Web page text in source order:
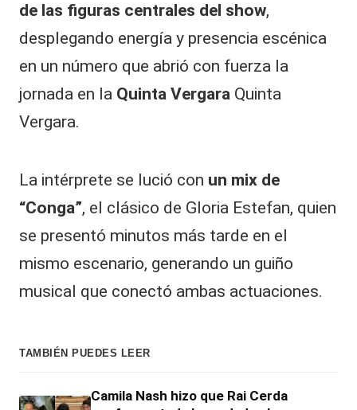
de las figuras centrales del show,
desplegando energía y presencia escénica
en un número que abrió con fuerza la
jornada en la Quinta Vergara Quinta
Vergara.
La intérprete se lució con un mix de
“Conga”, el clásico de Gloria Estefan, quien
se presentó minutos más tarde en el
mismo escenario, generando un guiño
musical que conectó ambas actuaciones.
TAMBIÉN PUEDES LEER
Camila Nash hizo que Rai Cerda